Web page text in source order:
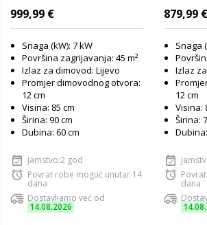
999,99 €
Snaga (kW): 7 kW
Površina zagrijavanja: 45 m²
Izlaz za dimovod: Lijevo
Promjer dimovodnog otvora:
12 cm
Visina: 85 cm
Širina: 90 cm
Dubina: 60 cm
Jamstvo:2 god
Povrat robe moguć unutar 14
dana
Dostavljamo već od
14.08.2026
879,99 €
Snaga
Izlaz
12 cm
Visina:
Širina:
dana